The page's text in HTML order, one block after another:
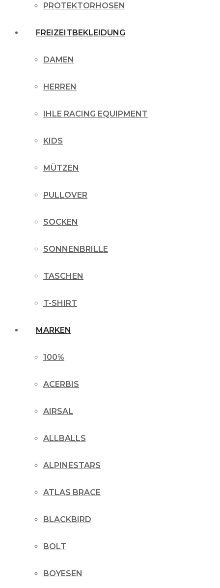
PROTEKTORHOSEN
FREIZEITBEKLEIDUNG
DAMEN
HERREN
IHLE RACING EQUIPMENT
KIDS
MÜTZEN
PULLOVER
SOCKEN
SONNENBRILLE
TASCHEN
T-SHIRT
MARKEN
100%
ACERBIS
AIRSAL
ALLBALLS
ALPINESTARS
ATLAS BRACE
BLACKBIRD
BOLT
BOYESEN